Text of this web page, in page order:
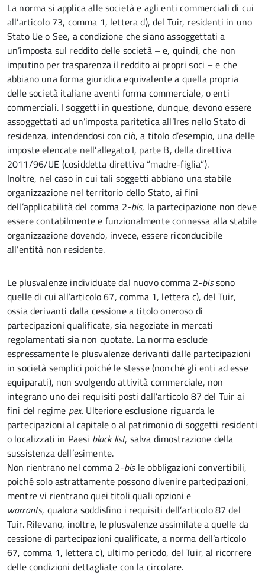
La norma si applica alle società e agli enti commerciali di cui
all’articolo 73, comma 1, lettera d), del Tuir, residenti in uno
Stato Ue o See, a condizione che siano assoggettati a
un’imposta sul reddito delle società – e, quindi, che non
imputino per trasparenza il reddito ai propri soci – e che
abbiano una forma giuridica equivalente a quella propria
delle società italiane aventi forma commerciale, o enti
commerciali. I soggetti in questione, dunque, devono essere
assoggettati ad un’imposta paritetica all’Ires nello Stato di
residenza, intendendosi con ciò, a titolo d’esempio, una delle
imposte elencate nell’allegato I, parte B, della direttiva
2011/96/UE (cosiddetta direttiva “madre-figlia”).
Inoltre, nel caso in cui tali soggetti abbiano una stabile
organizzazione nel territorio dello Stato, ai fini
dell’applicabilità del comma 2-bis, la partecipazione non deve
essere contabilmente e funzionalmente connessa alla stabile
organizzazione dovendo, invece, essere riconducibile
all’entità non residente.
Le plusvalenze individuate dal nuovo comma 2-bissono
quelle di cui all’articolo 67, comma 1, lettera c), del Tuir,
ossia derivanti dalla cessione a titolo oneroso di
partecipazioni qualificate, sia negoziate in mercati
regolamentati sia non quotate. La norma esclude
espressamente le plusvalenze derivanti dalle partecipazioni
in società semplici poiché le stesse (nonché gli enti ad esse
equiparati), non svolgendo attività commerciale, non
integrano uno dei requisiti posti dall’articolo 87 del Tuir ai
fini del regime pex. Ulteriore esclusione riguarda le
partecipazioni al capitale o al patrimonio di soggetti residenti
o localizzati in Paesi black list, salva dimostrazione della
sussistenza dell’esimente.
Non rientrano nel comma 2-bisle obbligazioni convertibili,
poiché solo astrattamente possono divenire partecipazioni,
mentre vi rientrano quei titoli quali opzioni e
warrants, qualora soddisfino i requisiti dell’articolo 87 del
Tuir. Rilevano, inoltre, le plusvalenze assimilate a quelle da
cessione di partecipazioni qualificate, a norma dell’articolo
67, comma 1, lettera c), ultimo periodo, del Tuir, al ricorrere
delle condizioni dettagliate con la circolare.